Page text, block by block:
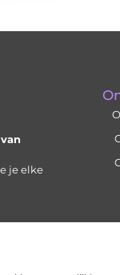
je elke